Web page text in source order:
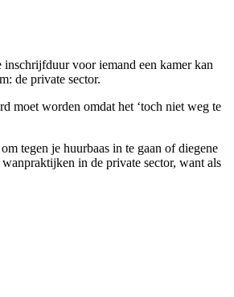
voor iemand een kamer kan
de private sector.
moet worden omdat het ‘toch niet weg te
tegen je huurbaas in te gaan of diegene
in de private sector, want als